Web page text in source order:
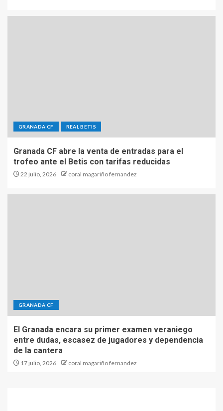
GRANADA CF REAL BETIS
Granada CF abre la venta de entradas para el
trofeo ante el Betis con tarifas reducidas
22 julio, 2026 coral magariño fernandez
GRANADA CF
El Granada encara su primer examen veraniego
entre dudas, escasez de jugadores y dependencia
de la cantera
17 julio, 2026 coral magariño fernandez